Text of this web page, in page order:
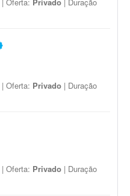
| Oferta: Privado | Duração
| Oferta: Privado | Duração